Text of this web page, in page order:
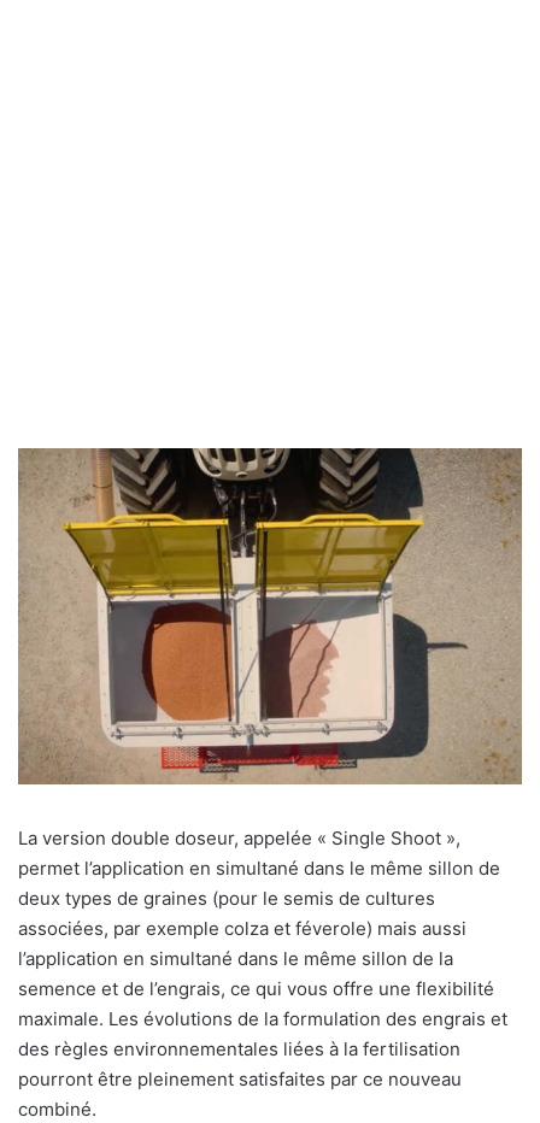
La version double doseur, appelée « Single Shoot »,
permet l’application en simultané dans le même sillon de
deux types de graines (pour le semis de cultures
associées, par exemple colza et féverole) mais aussi
l’application en simultané dans le même sillon de la
semence et de l’engrais, ce qui vous offre une flexibilité
maximale. Les évolutions de la formulation des engrais et
des règles environnementales liées à la fertilisation
pourront être pleinement satisfaites par ce nouveau
combiné.